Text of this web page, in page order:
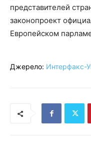
представителей
законопроект
Европейском
Джерело: Интерфакс-